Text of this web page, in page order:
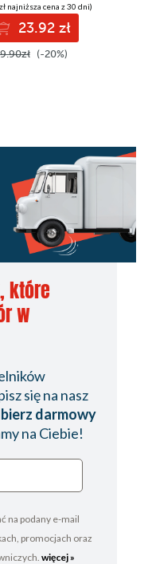
najniższa cena z 30 dni)
23.92 zł
(-20%)
które
w
się na nasz
darmowy
na Ciebie!
na podany e-mail
promocjach oraz
więcej »